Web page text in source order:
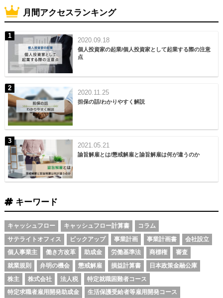
月間アクセスランキング
2020.09.18
個人投資家の起業/個人投資家として起業する際の注意
点
2020.11.25
担保の話/わかりやすく解説
2021.05.21
諭旨解雇とは/懲戒解雇と諭旨解雇は何が違うのか
キーワード
キャッシュフロー キャッシュフロー計算書
コラム
サテライトオフィス
ピックアップ 事業計画 事業計画書
会社設立
個人事業主
働き方改革 助成金 労働基準法 商標権
審査
就業規則
弁明の機会 懲戒解雇 損益計算書
日本政策金融公庫
株主
株式会社 法人税
特定就職困難者コース
特定求職者雇用開発助成金
生活保護受給者等雇用開発コース